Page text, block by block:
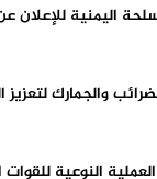
اليمنية للإعلان
والجمارك لتعزيز
النوعية